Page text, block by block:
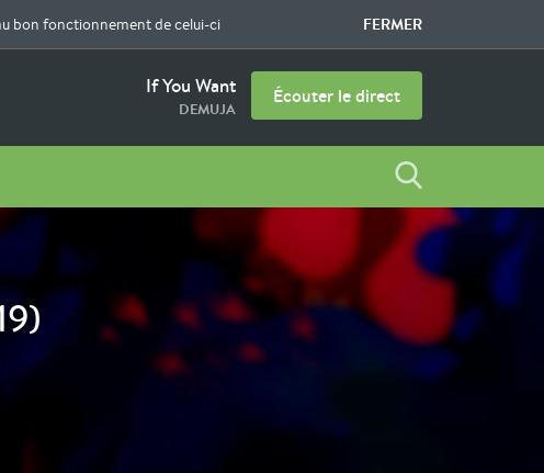
bon fonctionnement de celui-ci FERMER
If You Want
DEMUJA
Écouter le direct